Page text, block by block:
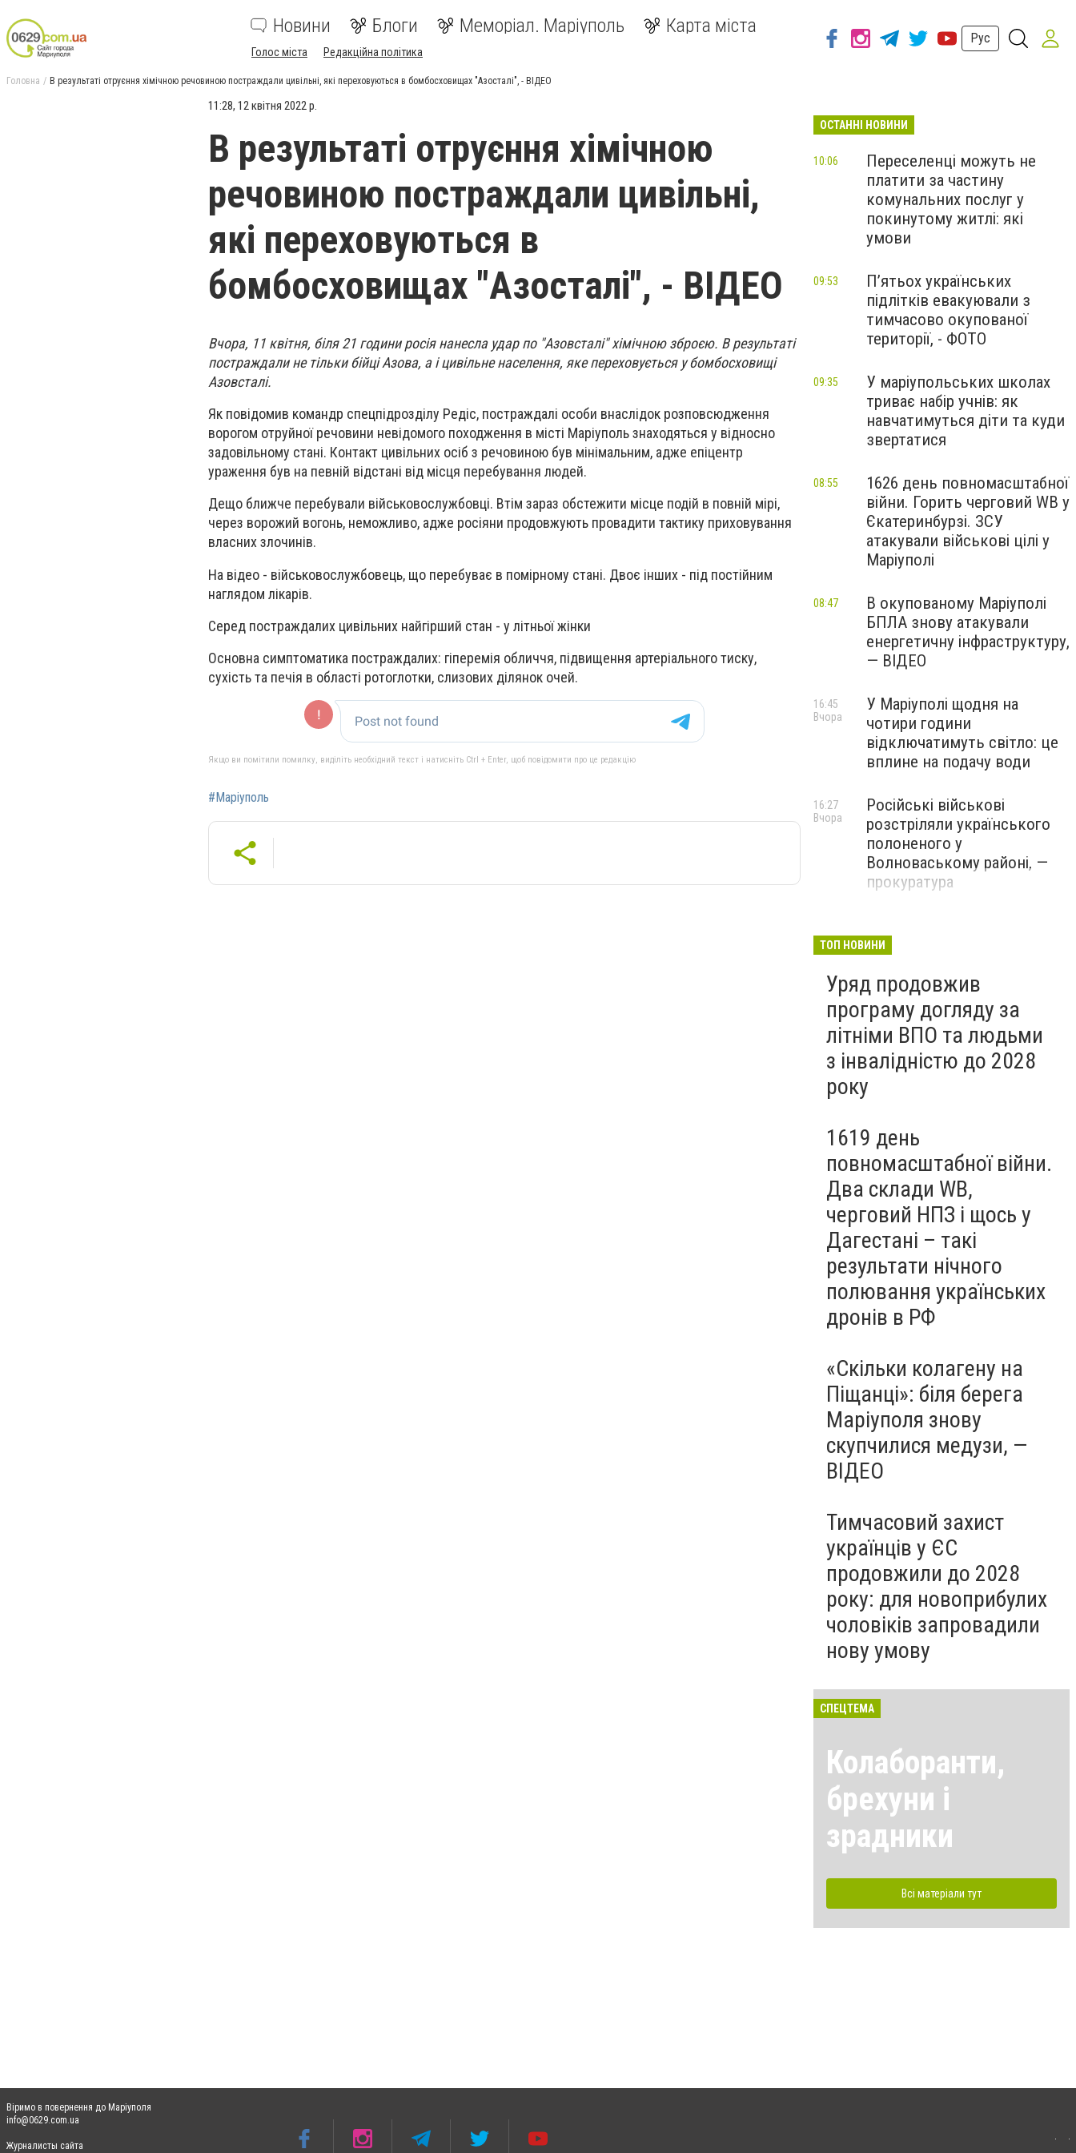
Новини Блоги Меморіал. Маріуполь Карта міста
Голос міста Редакційна політика
Рус
Головна В результаті отруєння хімічною речовиною постраждали цивільні, які переховуються в бомбосховищах "Азосталі", - ВІДЕО
11:28, 12 квітня 2022 р.
В результаті отруєння хімічною
речовиною постраждали цивільні,
які переховуються в
бомбосховищах "Азосталі", - ВІДЕО
Вчора, 11 квітня, біля 21 години росія нанесла удар по "Азовсталі" хімічною зброєю. В результаті
постраждали не тільки бійці Азова, а і цивільне населення, яке переховується у бомбосховищі
Азовсталі.
Як повідомив командр спецпідрозділу Редіс, постраждалі особи внаслідок розповсюдження
ворогом отруйної речовини невідомого походження в місті Маріуполь знаходяться у відносно
задовільному стані. Контакт цивільних осіб з речовиною був мінімальним, адже епіцентр
ураження був на певній відстані від місця перебування людей.
Дещо ближче перебували військовослужбовці. Втім зараз обстежити місце подій в повній мірі,
через ворожий вогонь, неможливо, адже росіяни продовжують провадити тактику приховування
власних злочинів.
На відео - військовослужбовець, що перебуває в помірному стані. Двоє інших - під постійним
наглядом лікарів.
Серед постраждалих цивільних найгірший стан - у літньої жінки
Основна симптоматика постраждалих: гіперемія обличчя, підвищення артеріального тиску,
сухість та печія в області ротоглотки, слизових ділянок очей.
Якщо ви помітили помилку, виділіть необхідний текст і натисніть Ctrl + Enter, щоб повідомити про це редакцію
#Маріуполь
ОСТАННІ НОВИНИ
Переселенці можуть не
платити за частину
комунальних послуг у
покинутому житлі: які
умови
10:06
П’ятьох українських
підлітків евакуювали з
тимчасово окупованої
території, - ФОТО
09:53
У маріупольських школах
триває набір учнів: як
навчатимуться діти та куди
звертатися
09:35
1626 день повномасштабної
війни. Горить черговий WB у
Єкатеринбурзі. ЗСУ
атакували військові цілі у
Маріуполі
08:55
В окупованому Маріуполі
БПЛА знову атакували
енергетичну інфраструктуру,
— ВІДЕО
08:47
У Маріуполі щодня на
чотири години
відключатимуть світло: це
вплине на подачу води
16:45
Вчора
Російські військові
розстріляли українського
полоненого у
Волноваському районі, —
прокуратура
16:27
Вчора
адміністрація оскаржує
судами право власності на
житло
Вчора
ТОП НОВИНИ
Уряд продовжив
програму догляду за
літніми ВПО та людьми
з інвалідністю до 2028
року
1619 день
повномасштабної війни.
Два склади WB,
черговий НПЗ і щось у
Дагестані – такі
результати нічного
полювання українських
дронів в РФ
«Скільки колагену на
Піщанці»: біля берега
Маріуполя знову
скупчилися медузи, —
ВІДЕО
Тимчасовий захист
українців у ЄС
продовжили до 2028
року: для новоприбулих
чоловіків запровадили
нову умову
СПЕЦТЕМА
Колаборанти,
брехуни і
зрадники
Всі матеріали тут
Віримо в повернення до Маріуполя
info@0629.com.ua
Журналисты сайта